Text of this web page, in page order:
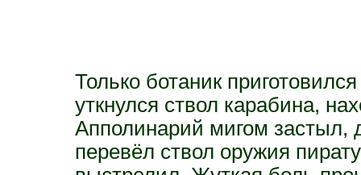
Только ботаник
уткнулся ствол карабина,
Апполинарий мигом застыл,
перевёл ствол оружия